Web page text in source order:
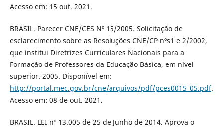
Acesso em: 15 out. 2021.
BRASIL. Parecer CNE/CES Nº 15/2005. Solicitação de
esclarecimento sobre as Resoluções CNE/CP nºs1 e 2/2002,
que institui Diretrizes Curriculares Nacionais para a
Formação de Professores da Educação Básica, em nível
superior. 2005. Disponível em:
http://portal.mec.gov.br/cne/arquivos/pdf/pces0015_05.pdf.
Acesso em: 08 de out. 2021.
BRASIL. LEI nº 13.005 de 25 de Junho de 2014. Aprova o